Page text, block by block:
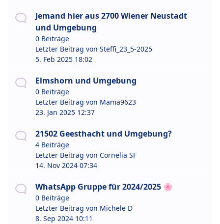
Jemand hier aus 2700 Wiener Neustadt
und Umgebung
0 Beiträge
Letzter Beitrag von Steffi_23_5-2025
5. Feb 2025 18:02
Elmshorn und Umgebung
0 Beiträge
Letzter Beitrag von Mama9623
23. Jan 2025 12:37
21502 Geesthacht und Umgebung?
4 Beiträge
Letzter Beitrag von Cornelia SF
14. Nov 2024 07:34
WhatsApp Gruppe für 2024/2025 🌸
0 Beiträge
Letzter Beitrag von Michele D
8. Sep 2024 10:11